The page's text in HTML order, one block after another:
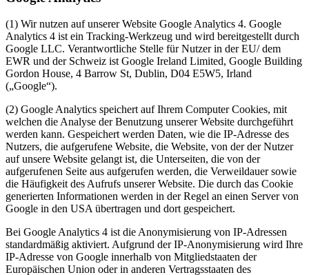
(1) Wir nutzen auf unserer Website Google Analytics 4. Google
Analytics 4 ist ein Tracking-Werkzeug und wird bereitgestellt durch
Google LLC. Verantwortliche Stelle für Nutzer in der EU/ dem
EWR und der Schweiz ist Google Ireland Limited, Google Building
Gordon House, 4 Barrow St, Dublin, D04 E5W5, Irland
(„Google“).
(2) Google Analytics speichert auf Ihrem Computer Cookies, mit
welchen die Analyse der Benutzung unserer Website durchgeführt
werden kann. Gespeichert werden Daten, wie die IP-Adresse des
Nutzers, die aufgerufene Website, die Website, von der der Nutzer
auf unsere Website gelangt ist, die Unterseiten, die von der
aufgerufenen Seite aus aufgerufen werden, die Verweildauer sowie
die Häufigkeit des Aufrufs unserer Website. Die durch das Cookie
generierten Informationen werden in der Regel an einen Server von
Google in den USA übertragen und dort gespeichert.
Bei Google Analytics 4 ist die Anonymisierung von IP-Adressen
standardmäßig aktiviert. Aufgrund der IP-Anonymisierung wird Ihre
IP-Adresse von Google innerhalb von Mitgliedstaaten der
Europäischen Union oder in anderen Vertragsstaaten des